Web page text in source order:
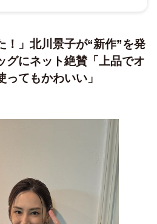
！」北川景子が“新作”を発
にネット絶賛「上品でオ
てもかわいい」